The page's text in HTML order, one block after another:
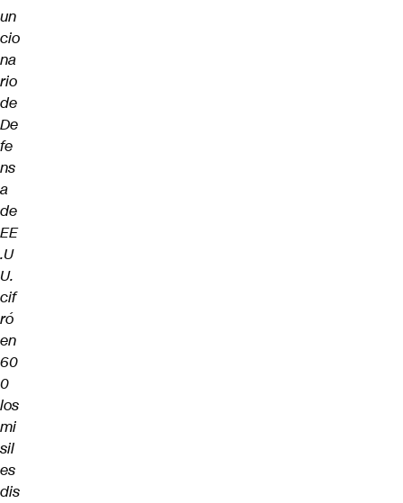
un
cio
na
rio
de
De
fe
ns
a
de
EE
.U
U.
cif
ró
en
60
0
los
mi
sil
es
dis